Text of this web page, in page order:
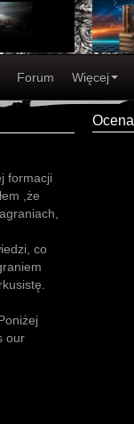
Forum Więcej
formacji
,że
co
our
Ocena